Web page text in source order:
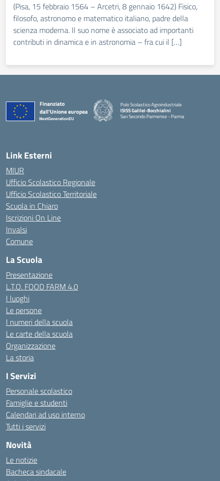
(Pisa, 15 febbraio 1564 – Arcetri, 8 gennaio 1642) Fisico,
filosofo, astronomo e matematico italiano, padre della
scienza moderna. Il suo nome è associato ad importanti
contributi in dinamica e in astronomia – fra cui il […]
Polo Scolastico Agroindustriale
ISISS Galilei-Bocchialini
San Secondo Parmense - Parma
Link Esterni
MIUR
Ufficio Scolastico Regionale
Ufficio Scolastico Territoriale
Scuola in Chiaro
Iscrizioni On Line
Invalsi
Comune
La Scuola
Presentazione
L.T.O. FOOD FARM 4.0
I luoghi
Le persone
I numeri della scuola
Le carte della scuola
Organizzazione
La storia
I Servizi
Personale scolastico
Famiglie e studenti
Calendari ad uso interno
Tutti i servizi
Novità
Le notizie
Bacheca sindacale